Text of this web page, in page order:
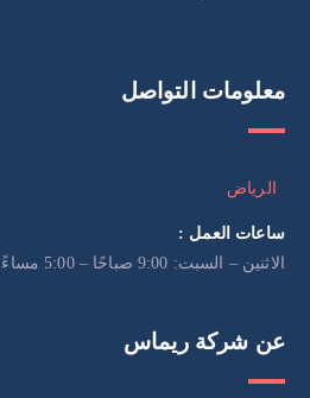
معلومات التواصل
الرياض
ساعات العمل :
الاثنين – السبت: 9:00 صباحًا – 5:00 مساءً، الأحد: مغلق
عن شركة ريماس